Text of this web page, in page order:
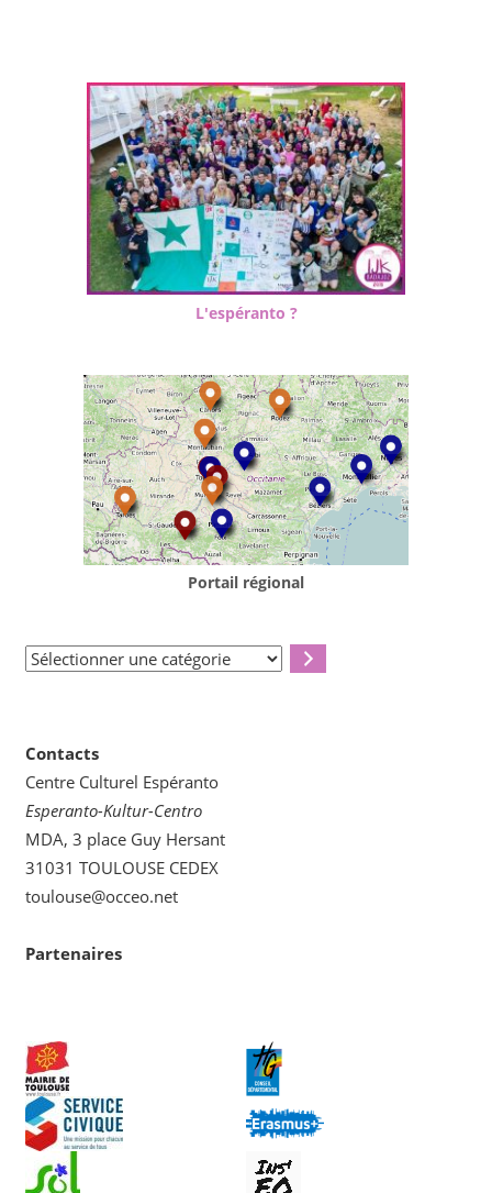
L'espéranto ?
Portail régional
Sélectionner
Contacts
Centre Culturel Espéranto
Esperanto-Kultur-Centro
MDA, 3 place Guy Hersant
31031 TOULOUSE CEDEX
toulouse@occeo.net
Partenaires